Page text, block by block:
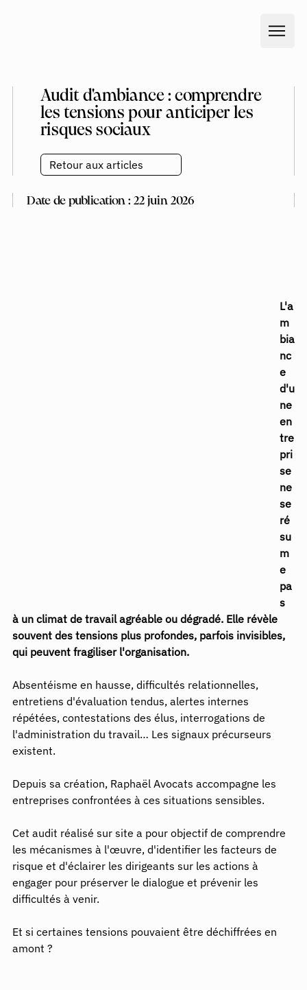
Audit d'ambiance : comprendre
les tensions pour anticiper les
risques sociaux
Retour aux articles
Date de publication : 22 juin 2026
L'a
m
bia
nc
e
d'u
ne
en
tre
pri
se
ne
se
ré
su
m
e
pa
s
à un climat de travail agréable ou dégradé. Elle révèle
souvent des tensions plus profondes, parfois invisibles,
qui peuvent fragiliser l'organisation.
Absentéisme en hausse, difficultés relationnelles,
entretiens d'évaluation tendus, alertes internes
répétées, contestations des élus, interrogations de
l'administration du travail… Les signaux précurseurs
existent.
Depuis sa création, Raphaël Avocats accompagne les
entreprises confrontées à ces situations sensibles.
Cet audit réalisé sur site a pour objectif de comprendre
les mécanismes à l'œuvre, d'identifier les facteurs de
risque et d'éclairer les dirigeants sur les actions à
engager pour préserver le dialogue et prévenir les
difficultés à venir.
Et si certaines tensions pouvaient être déchiffrées en
amont ?